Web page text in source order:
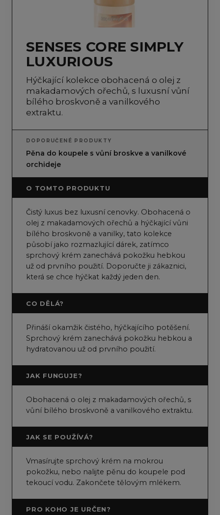
SENSES CORE SIMPLY
LUXURIOUS
Hýčkající kolekce obohacená o olej z
makadamových ořechů, s luxusní vůní
bílého broskvoně a vanilkového
extraktu.
DOPORUČENÉ PRODUKTY
Pěna do koupele s vůní broskve a vanilkové
orchideje
O TOMTO PRODUKTU
Čistý luxus bez luxusní cenovky. Obohacená o
olej z makadamových ořechů a hýčkající vůni
bílého broskvoně a vanilky, tato kolekce
působí jako rozmazlující dárek, zatímco
sprchový krém zanechává pokožku hebkou
už od prvního použití. Doporučte ji zákaznici,
která se chce hýčkat každý jeden den.
CO DĚLÁ?
Přináší okamžik čistého, hýčkajícího potěšení.
Sprchový krém zanechává pokožku hebkou a
hydratovanou už od prvního použití.
JAK FUNGUJE?
Obohacená o olej z makadamových ořechů, s
vůní bílého broskvoně a vanilkového extraktu.
JAK SE POUŽÍVÁ?
Vmasírujte sprchový krém na mokrou
pokožku, nebo nalijte pěnu do koupele pod
tekoucí vodu. Zakončete tělovým mlékem.
PRO KOHO JE URČEN?